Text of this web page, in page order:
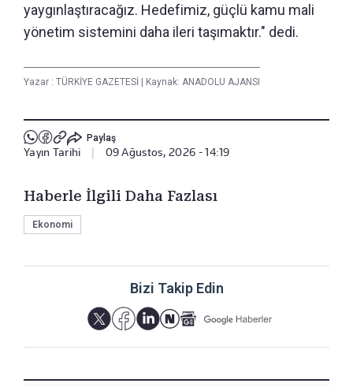
yaygınlaştıracağız. Hedefimiz, güçlü kamu mali
yönetim sistemini daha ileri taşımaktır." dedi.
Yazar : TÜRKİYE GAZETESİ | Kaynak: ANADOLU AJANSI
Paylaş
Yayın Tarihi 09 Ağustos, 2026 - 14:19
Haberle İlgili Daha Fazlası
Ekonomi
Bizi Takip Edin